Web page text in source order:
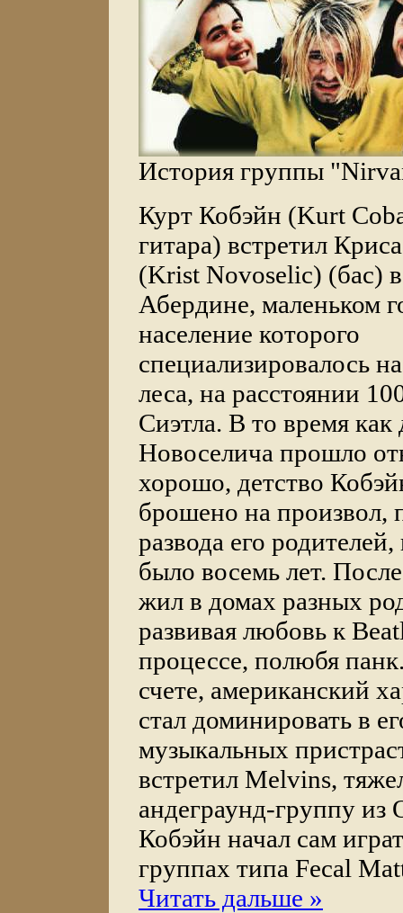
История группы
Курт Кобэйн (Kurt
гитара) встретил
(Krist Novoselic) (бас)
Абердине, маленьком
население которого
специализировалось
леса, на расстоянии
Сиэтла. В то время как
Новоселича прошло
хорошо, детство
брошено на произвол,
развода его
было восемь лет.
жил в домах разных
развивая любовь к
процессе, полюбя
счете, американский
стал доминировать в
музыкальных
встретил Melvins,
андеграунд-группу
Кобэйн начал сам
группах типа Fecal
Читать дальше »